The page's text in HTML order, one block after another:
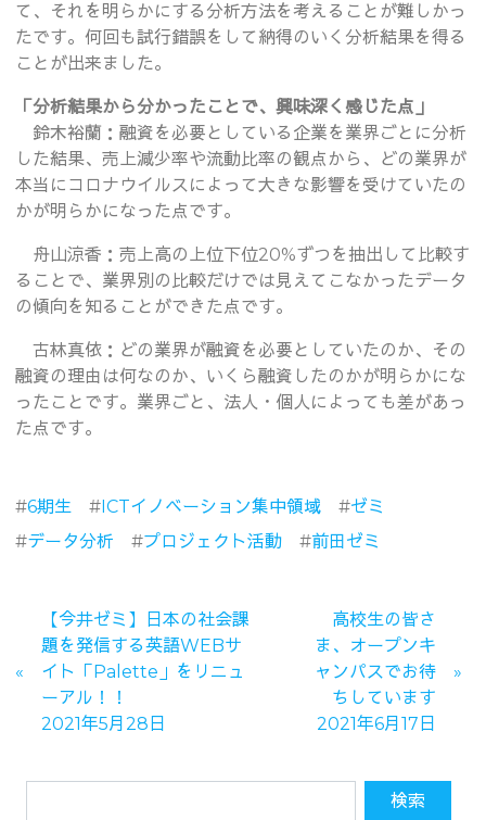
て、それを明らかにする分析方法を考えることが難しかっ
たです。何回も試行錯誤をして納得のいく分析結果を得る
ことが出来ました。
「分析結果から分かったことで、興味深く感じた点」
鈴木裕蘭：融資を必要としている企業を業界ごとに分析
した結果、売上減少率や流動比率の観点から、どの業界が
本当にコロナウイルスによって大きな影響を受けていたの
かが明らかになった点です。
舟山涼香：売上高の上位下位20%ずつを抽出して比較す
ることで、業界別の比較だけでは見えてこなかったデータ
の傾向を知ることができた点です。
古林真依：どの業界が融資を必要としていたのか、その
融資の理由は何なのか、いくら融資したのかが明らかにな
ったことです。業界ごと、法人・個人によっても差があっ
た点です。
#6期生 #ICTイノベーション集中領域 #ゼミ
#データ分析 #プロジェクト活動 #前田ゼミ
【今井ゼミ】日本の社会課
題を発信する英語WEBサ
イト「Palette」をリニュ
ーアル！！
2021年5月28日
高校生の皆さ
ま、オープンキ
ャンパスでお待
ちしています
2021年6月17日